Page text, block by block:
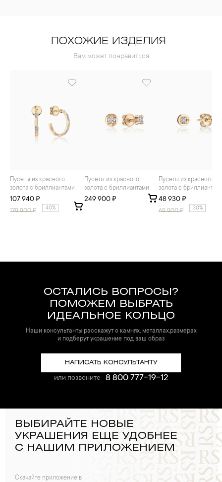
ПОХОЖИЕ ИЗДЕЛИЯ
Вам может понравиться
Пусеты из красного
золота с бриллиантами
107 940 ₽
179 900₽ 40%
Пусеты из красного
золота с бриллиантами
249 900 ₽
Пусеты из красного
золота с
48 930 ₽
69 900₽ 30%
ОСТАЛИСЬ ВОПРОСЫ?
ПОМОЖЕМ ВЫБРАТЬ
ИДЕАЛЬНОЕ КОЛЬЦО
Наши консультанты расскажут о камнях, металлах,размерах
и подберут украшение под ваш образ
НАПИСАТЬ КОНСУЛЬТАНТУ
или позвоните 8 800 777-19-12
ВЫБИРАЙТЕ НОВЫЕ
УКРАШЕНИЯ ЕЩЕ УДОБНЕЕ
С НАШИМ ПРИЛОЖЕНИЕМ
Скачайте приложение в